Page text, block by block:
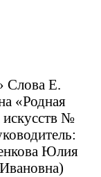
Слова Е.
«Родная
№
Юлия